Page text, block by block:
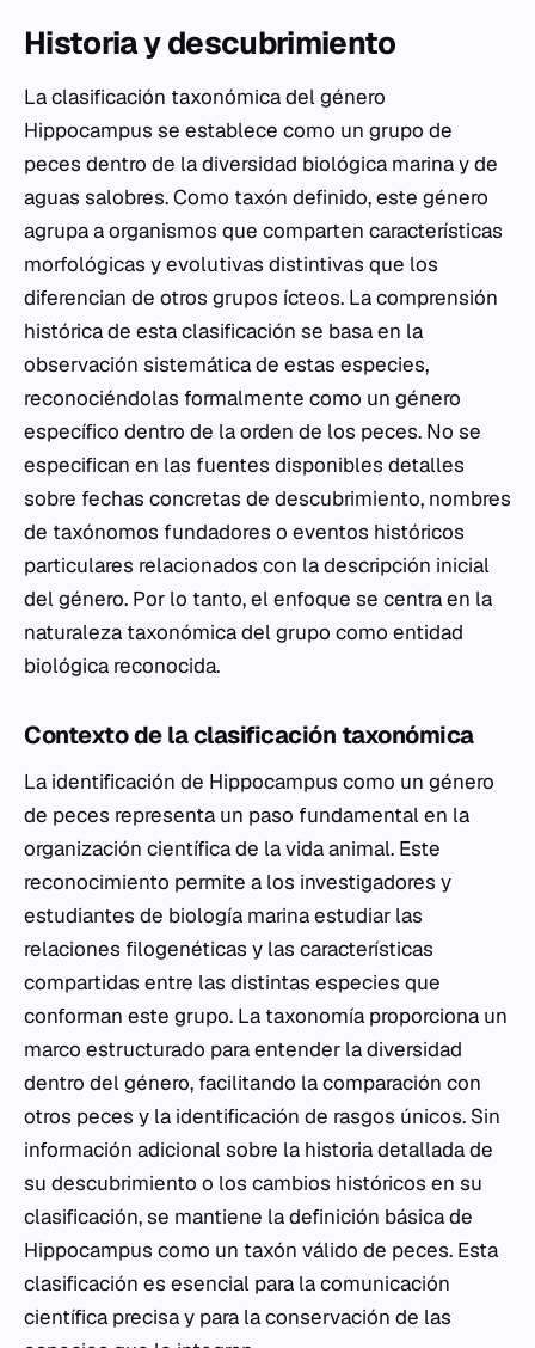
Historia y descubrimiento
La clasificación taxonómica del género
Hippocampus se establece como un grupo de
peces dentro de la diversidad biológica marina y de
aguas salobres. Como taxón definido, este género
agrupa a organismos que comparten características
morfológicas y evolutivas distintivas que los
diferencian de otros grupos ícteos. La comprensión
histórica de esta clasificación se basa en la
observación sistemática de estas especies,
reconociéndolas formalmente como un género
específico dentro de la orden de los peces. No se
especifican en las fuentes disponibles detalles
sobre fechas concretas de descubrimiento, nombres
de taxónomos fundadores o eventos históricos
particulares relacionados con la descripción inicial
del género. Por lo tanto, el enfoque se centra en la
naturaleza taxonómica del grupo como entidad
biológica reconocida.
Contexto de la clasificación taxonómica
La identificación de Hippocampus como un género
de peces representa un paso fundamental en la
organización científica de la vida animal. Este
reconocimiento permite a los investigadores y
estudiantes de biología marina estudiar las
relaciones filogenéticas y las características
compartidas entre las distintas especies que
conforman este grupo. La taxonomía proporciona un
marco estructurado para entender la diversidad
dentro del género, facilitando la comparación con
otros peces y la identificación de rasgos únicos. Sin
información adicional sobre la historia detallada de
su descubrimiento o los cambios históricos en su
clasificación, se mantiene la definición básica de
Hippocampus como un taxón válido de peces. Esta
clasificación es esencial para la comunicación
científica precisa y para la conservación de las